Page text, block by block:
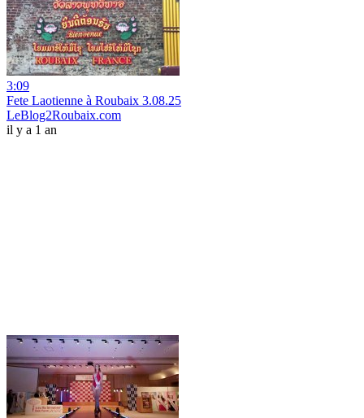
3:09
Fete Laotienne à Roubaix 3.08.25
LeBlog2Roubaix.com
il y a 1 an